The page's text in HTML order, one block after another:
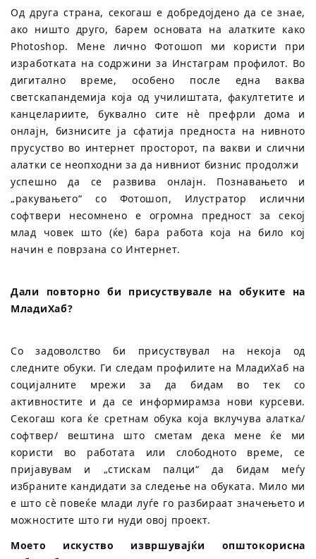
Од друга страна, секогаш е добредојдено да се знае,
ако ништо друго, барем основата на алатките како
Photoshop. Мене лично Фотошоп ми користи при
изработката на содржини за Инстаграм профилот. Во
дигитално време, особено после една ваква
светскапандемија која од училиштата, факултетите и
канцелариите, буквално сите нè префрли дома и
онлајн, бизнисите ја сфатија предноста на нивното
прусуство во интернет просторот, па вакви и слични
алатки се неопходни за да нивниот бизнис продолжи
успешно да се развива онлајн. Познавањето и
„ракувањето“ со Фотошоп, Илустратор ислични
софтвери несомнено е огромна предност за секој
млад човек што (ќе) бара работа која на било кој
начин е поврзана со Интернет.
Дали повторно би присуствувале на обуките на
МладиХаб?
Со задоволство би присуствувал на некоја од
следните обуки. Ги следам профилите на МладиХаб на
социјалните мрежи за да бидам во тек со
активностите и да се информирамза нови курсеви.
Секогаш кога ќе сретнам обука која вклучува алатка/
софтвер/ вештина што сметам дека мене ќе ми
користи во работата или слободното време, се
пријавувам и „стискам палци“ да бидам меѓу
избраните кандидати за следење на обуката. Мило ми
е што сè повеќе млади луѓе го разбираат значењето и
можностите што ги нуди овој проект.
Моето искуство извршувајќи општокорисна